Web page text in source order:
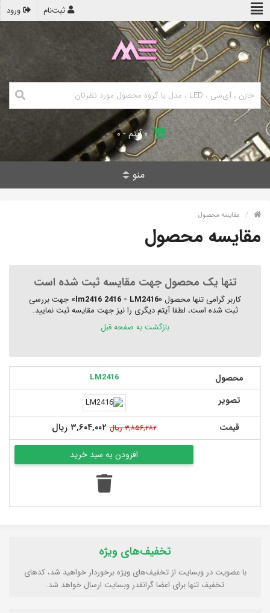
ورود ثبت‌نام
۰ آیتم - ۰
منو
مقایسه محصول
مقایسه محصول
تنها یک محصول جهت مقایسه ثبت شده است
کاربر گرامی تنها محصول «lm2416 2416 - LM2416»
جهت بررسی
ثبت شده است، لطفا آیتم دیگری را نیز جهت مقایسه ثبت نمایید.
بازگشت به صفحه قبل
محصول LM2416
تصویر
قیمت ۳,۸۵۶,۲۸۲ ریال ۳,۶۰۴,۰۰۲ ریال
تخفیف‌های ویژه
با عضویت در وبسایت از تخفیف‌های ویژه برخوردار خواهید شد، کدهای
تخفیف تنها برای اعضا گرانقدر وبسایت ارسال خواهد شد.